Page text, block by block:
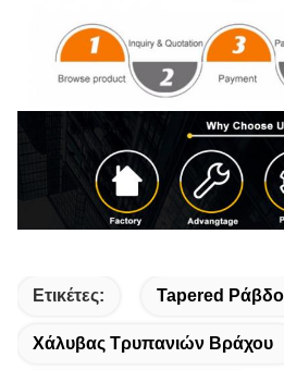
Ετικέτες: Tapered
Χάλυβας Τρυπανιών Βράχου